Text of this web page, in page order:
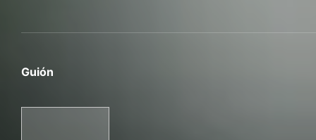
Guión